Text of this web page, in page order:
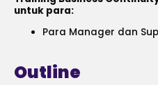
untuk para:
Para Manager dan
Outline